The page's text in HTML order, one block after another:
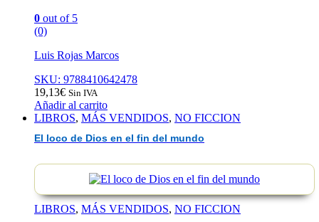
0 out of 5
(0)
Luis Rojas Marcos
SKU: 9788410642478
19,13€ Sin IVA
Añadir al carrito
LIBROS, MÁS VENDIDOS, NO FICCION
El loco de Dios en el fin del mundo
LIBROS, MÁS VENDIDOS, NO FICCION